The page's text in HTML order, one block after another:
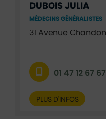
DUBOIS JULIA
MÉDECINS GÉNÉRALISTES
31 Avenue Chandon
01 47 12 67 67
PLUS D'INFOS